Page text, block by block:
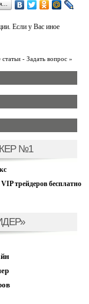
Если у Вас иное
- Задать вопрос »
№1
трейдеров бесплатно